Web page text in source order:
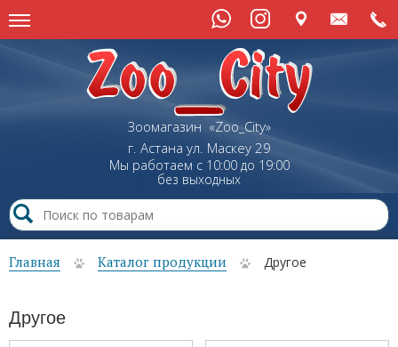
Зоомагазин «Zoo_City»
г. Астана ул. Маскеу29
Мы работаем с 10:00 до 19:00
без выходных
Главная Каталог продукции Другое
Другое